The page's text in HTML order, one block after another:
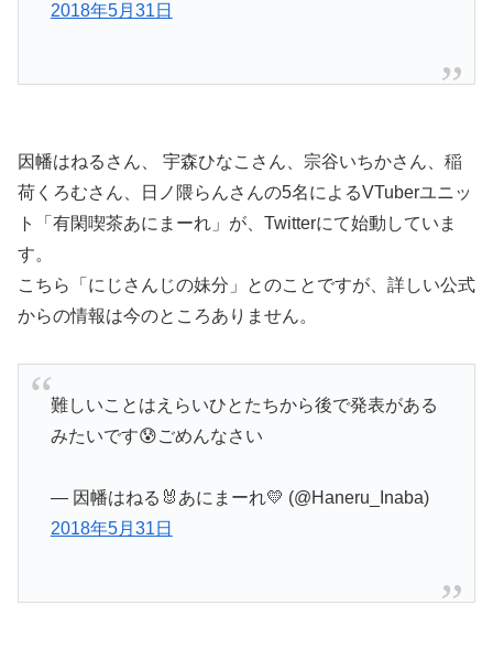
2018年5月31日
因幡はねるさん、 宇森ひなこさん、宗谷いちかさん、稲
荷くろむさん、日ノ隈らんさんの5名によるVTuberユニッ
ト「有閑喫茶あにまーれ」が、Twitterにて始動していま
す。
こちら「にじさんじの妹分」とのことですが、詳しい公式
からの情報は今のところありません。
難しいことはえらいひとたちから後で発表がある
みたいです😰ごめんなさい
— 因幡はねる🐰あにまーれ💛 (@Haneru_Inaba)
2018年5月31日